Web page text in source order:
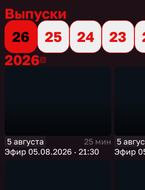
Выпуски
26
25 24 23
20262026
5 августа
25 мин
Эфир 05.08.2026 · 21:30
5
Эфир